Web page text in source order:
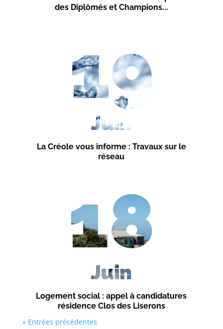
des Diplômés et Champions...
La Créole vous informe : Travaux sur le
réseau
19
Juin
Logement social : appel à candidatures
résidence Clos des Liserons
18
Juin
« Entrées précédentes